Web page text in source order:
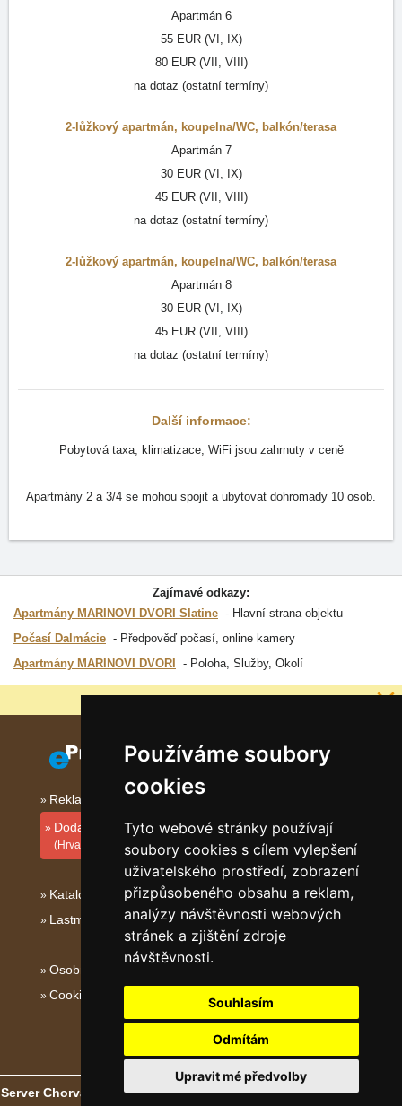
Používáme soubory
cookies
Tyto webové stránky používají
soubory cookies s cílem vylepšení
uživatelského prostředí, zobrazení
přizpůsobeného obsahu a reklam,
analýzy návštěvnosti webových
stránek a zjištění zdroje
návštěvnosti.
Souhlasím
Odmítám
Upravit mé předvolby
Apartmán 6
55 EUR (VI, IX)
80 EUR (VII, VIII)
na dotaz (ostatní termíny)
2-lůžkový apartmán, koupelna/WC, balkón/terasa
Apartmán 7
30 EUR (VI, IX)
45 EUR (VII, VIII)
na dotaz (ostatní termíny)
2-lůžkový apartmán, koupelna/WC, balkón/terasa
Apartmán 8
30 EUR (VI, IX)
45 EUR (VII, VIII)
na dotaz (ostatní termíny)
Další informace:
Pobytová taxa, klimatizace, WiFi jsou zahrnuty v ceně
Apartmány 2 a 3/4 se mohou spojit a ubytovat dohromady 10 osob.
Zajímavé odkazy:
Apartmány MARINOVI DVORI Slatine
Hlavní strana objektu
Počasí Dalmácie
Předpověď počasí, online kamery
Apartmány MARINOVI DVORI
Poloha, Služby, Okolí
Reklama na tomto serveru
Dodati smještajni objekt
(Hrvatski)
Katalog ubytování Dalmácie
Lastminute Dalmácie
Osobní údaje
Cookies
Server Chorvatské hory, ostrovy a pobřeží- Copyright © 2003-2026